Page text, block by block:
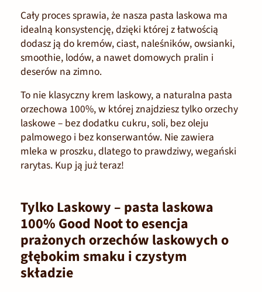
Cały proces sprawia, że nasza pasta laskowa ma
idealną konsystencję, dzięki której z łatwością
dodasz ją do kremów, ciast, naleśników, owsianki,
smoothie, lodów, a nawet domowych pralin i
deserów na zimno.
To nie klasyczny krem laskowy, a naturalna pasta
orzechowa 100%, w której znajdziesz tylko orzechy
laskowe – bez dodatku cukru, soli, bez oleju
palmowego i bez konserwantów. Nie zawiera
mleka w proszku, dlatego to prawdziwy, wegański
rarytas. Kup ją już teraz!
Tylko Laskowy – pasta laskowa
100% Good Noot to esencja
prażonych orzechów laskowych o
głębokim smaku i czystym
składzie